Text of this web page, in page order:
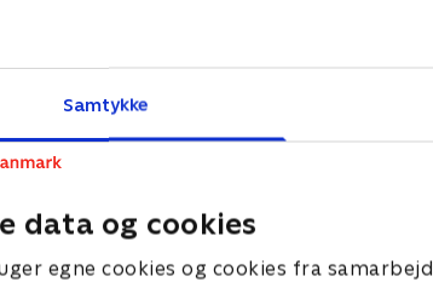
Samtykke
data og cookies
egne cookies og cookies fra
10. Martas sang
Stor og Lille bor i et hus på landet.